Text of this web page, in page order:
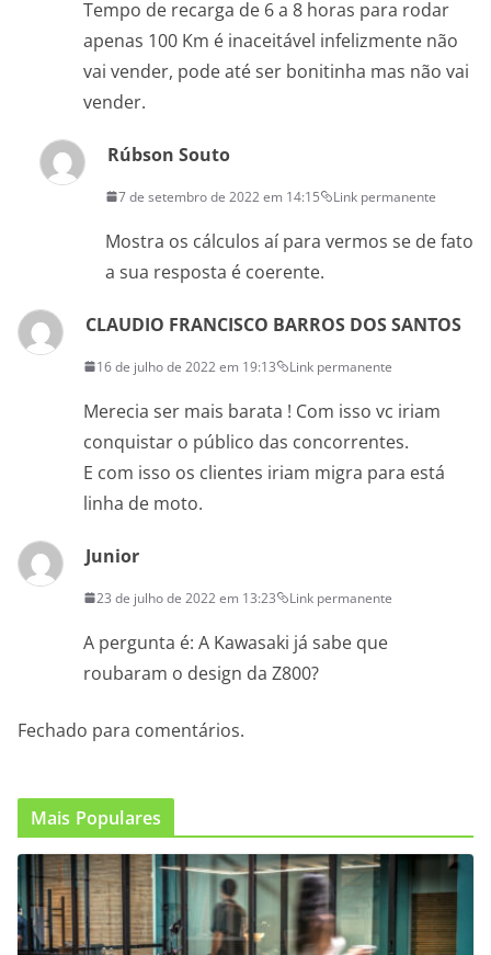
Tempo de recarga de 6 a 8 horas para rodar
apenas 100 Km é inaceitável infelizmente não
vai vender, pode até ser bonitinha mas não vai
vender.
Rúbson Souto
7 de setembro de 2022 em 14:15 Link permanente
Mostra os cálculos aí para vermos se de fato
a sua resposta é coerente.
CLAUDIO FRANCISCO BARROS DOS SANTOS
16 de julho de 2022 em 19:13 Link permanente
Merecia ser mais barata ! Com isso vc iriam
conquistar o público das concorrentes.
E com isso os clientes iriam migra para está
linha de moto.
Junior
23 de julho de 2022 em 13:23 Link permanente
A pergunta é: A Kawasaki já sabe que
roubaram o design da Z800?
Fechado para comentários.
Mais Populares